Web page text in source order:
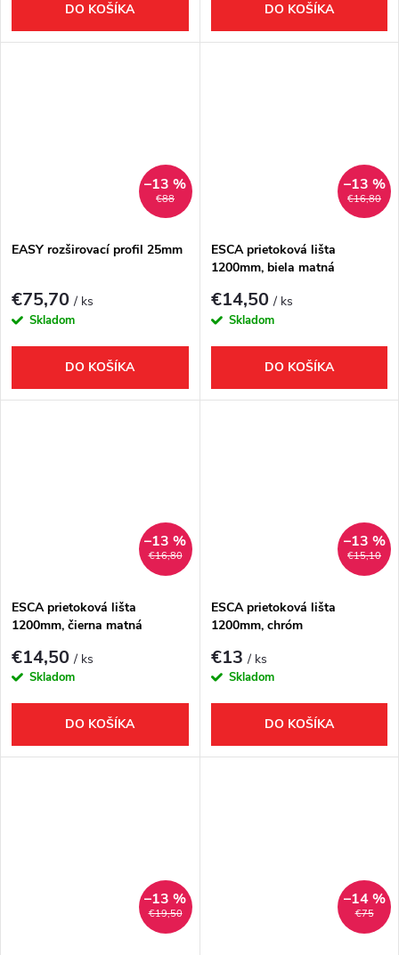
DO KOŠÍKA DO KOŠÍKA
€88
–13 %
EASY rozširovací profil 25mm
€75,70/ ks
Skladom
DO KOŠÍKA
€16,80
–13 %
ESCA prietoková lišta
1200mm, biela matná
€14,50/ ks
Skladom
DO KOŠÍKA
€16,80
–13 %
ESCA prietoková lišta
1200mm, čierna matná
€14,50/ ks
Skladom
DO KOŠÍKA
€15,10
–13 %
ESCA prietoková lišta
1200mm, chróm
€13/ ks
Skladom
DO KOŠÍKA
€19,50
–13 %
€75
–14 %